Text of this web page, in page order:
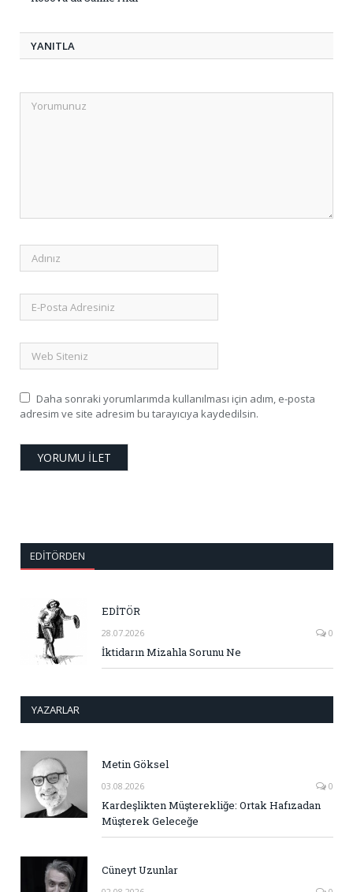
YANITLA
Daha sonraki yorumlarımda kullanılması için adım, e-posta
adresim ve site adresim bu tarayıcıya kaydedilsin.
EDITÖRDEN
EDİTÖR
28.07.2026 0
İktidarın Mizahla Sorunu Ne
YAZARLAR
Metin Göksel
03.08.2026 0
Kardeşlikten Müşterekliğe: Ortak Hafızadan
Müşterek Geleceğe
Cüneyt Uzunlar